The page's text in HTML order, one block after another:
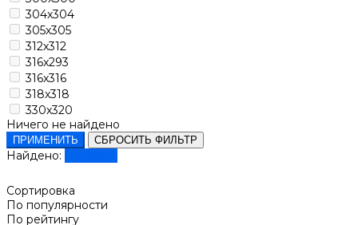
304x304
305x305
312x312
316x293
316x316
318x318
330x320
Ничего не найдено
ПРИМЕНИТЬ СБРОСИТЬ ФИЛЬТР
Найдено:
Сортировка
По популярности
По рейтингу